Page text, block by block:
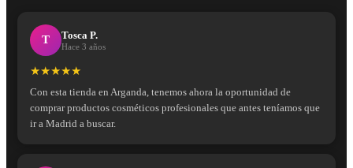
T Tosca P.
Hace 3 años
★★★★★
Con esta tienda en Arganda, tenemos ahora la oportunidad de
comprar productos cosméticos profesionales que antes teníamos que
ir a Madrid a buscar.